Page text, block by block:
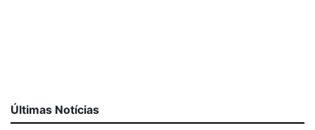
Últimas Notícias